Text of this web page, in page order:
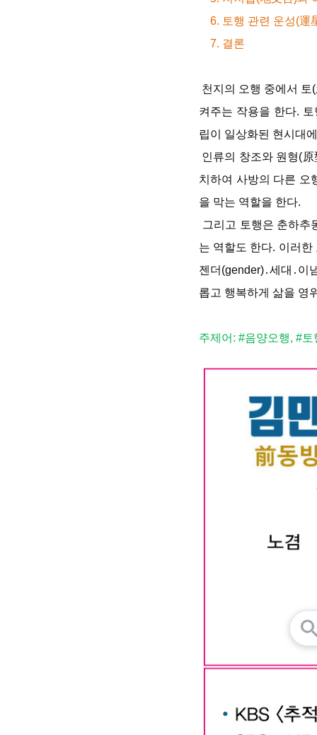
6. 토행 관련 운성(運
7. 결론
천지의 오행 중에서 토
켜주는 작용을 한다.
립이 일상화된 현시대
인류의 창조와 원형(
치하여 사방의 다른 오
을 막는 역할을 한다.
그리고 토행은 춘하추
는 역할도 한다. 이러
젠더(gender)․세대․이
롭고 행복하게 삶을 영
주제어: #음양오행, #